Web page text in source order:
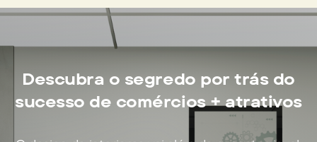
Descubra o segredo por trás do
sucesso de comércios + atrativos